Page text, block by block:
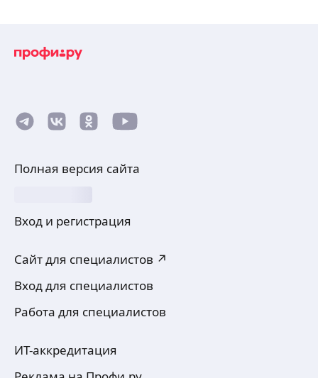
Полная версия сайта
Вход и регистрация
Сайт для специалистов ↗
Вход для специалистов
Работа для специалистов
ИТ-аккредитация